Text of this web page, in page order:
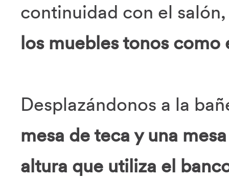
continuidad con el
los muebles tonos como
Desplazándonos a la
mesa de teca y una
altura que utiliza el